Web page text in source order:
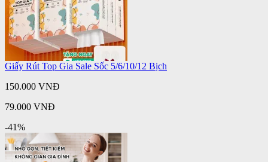
Giấy Rút Top Gia Sale Sốc 5/6/10/12 Bịch
150.000 VNĐ
79.000 VNĐ
-41%